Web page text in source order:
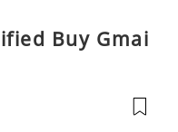
Buy Gmai